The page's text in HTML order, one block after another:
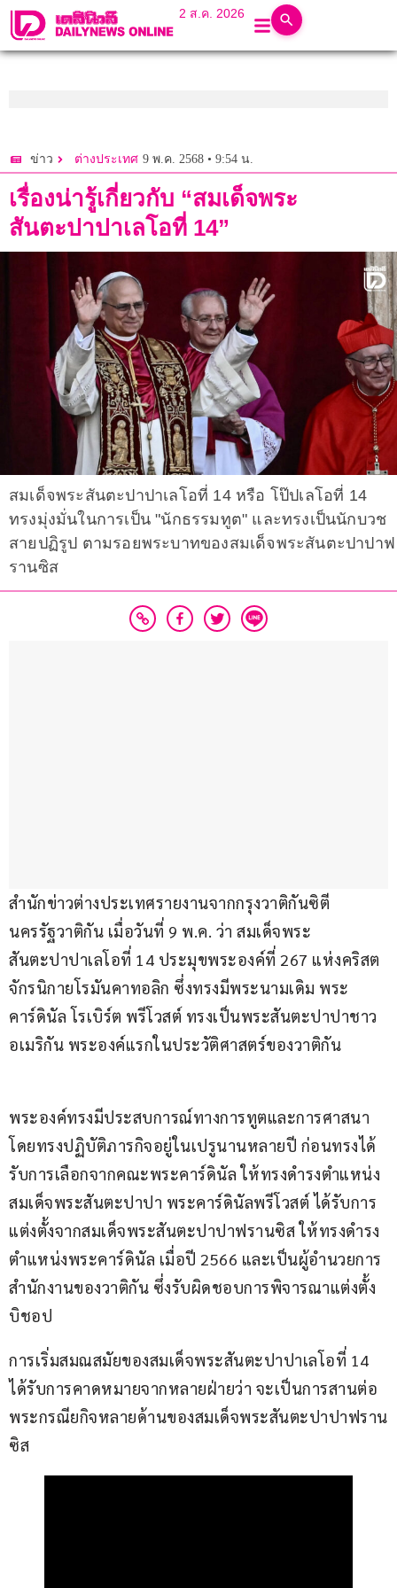
2 ส.ค. 2026
ข่าว ต่างประเทศ 9 พ.ค. 2568 • 9:54 น.
เรื่องน่ารู้เกี่ยวกับ “สมเด็จพระ
สันตะปาปาเลโอที่ 14”
สมเด็จพระสันตะปาปาเลโอที่ 14 หรือ โป๊ปเลโอที่ 14
ทรงมุ่งมั่นในการเป็น "นักธรรมทูต" และทรงเป็นนักบวช
สายปฏิรูป ตามรอยพระบาทของสมเด็จพระสันตะปาปาฟ
รานซิส
สำนักข่าวต่างประเทศรายงานจากกรุงวาติกันซิตี
นครรัฐวาติกัน เมื่อวันที่ 9 พ.ค. ว่า สมเด็จพระ
สันตะปาปาเลโอที่ 14 ประมุขพระองค์ที่ 267 แห่งคริสต
จักรนิกายโรมันคาทอลิก ซึ่งทรงมีพระนามเดิม พระ
คาร์ดินัล โรเบิร์ต พรีโวสต์ ทรงเป็นพระสันตะปาปาชาว
อเมริกัน พระองค์แรกในประวัติศาสตร์ของวาติกัน
พระองค์ทรงมีประสบการณ์ทางการทูตและการศาสนา
โดยทรงปฏิบัติภารกิจอยู่ในเปรูนานหลายปี ก่อนทรงได้
รับการเลือกจากคณะพระคาร์ดินัล ให้ทรงดำรงตำแหน่ง
สมเด็จพระสันตะปาปา พระคาร์ดินัลพรีโวสต์ ได้รับการ
แต่งตั้งจากสมเด็จพระสันตะปาปาฟรานซิส ให้ทรงดำรง
ตำแหน่งพระคาร์ดินัล เมื่อปี 2566 และเป็นผู้อำนวยการ
สำนักงานของวาติกัน ซึ่งรับผิดชอบการพิจารณาแต่งตั้ง
บิชอป
การเริ่มสมณสมัยของสมเด็จพระสันตะปาปาเลโอที่ 14
ได้รับการคาดหมายจากหลายฝ่ายว่า จะเป็นการสานต่อ
พระกรณียกิจหลายด้านของสมเด็จพระสันตะปาปาฟราน
ซิส